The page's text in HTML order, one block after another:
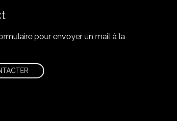
pour envoyer un mail à la